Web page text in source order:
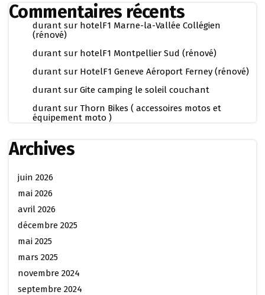
Commentaires récents
durant sur hotelF1 Marne-la-Vallée Collégien
(rénové)
durant sur hotelF1 Montpellier Sud (rénové)
durant sur HotelF1 Geneve Aéroport Ferney (rénové)
durant sur Gite camping le soleil couchant
durant sur Thorn Bikes ( accessoires motos et
équipement moto )
Archives
juin 2026
mai 2026
avril 2026
décembre 2025
mai 2025
mars 2025
novembre 2024
septembre 2024